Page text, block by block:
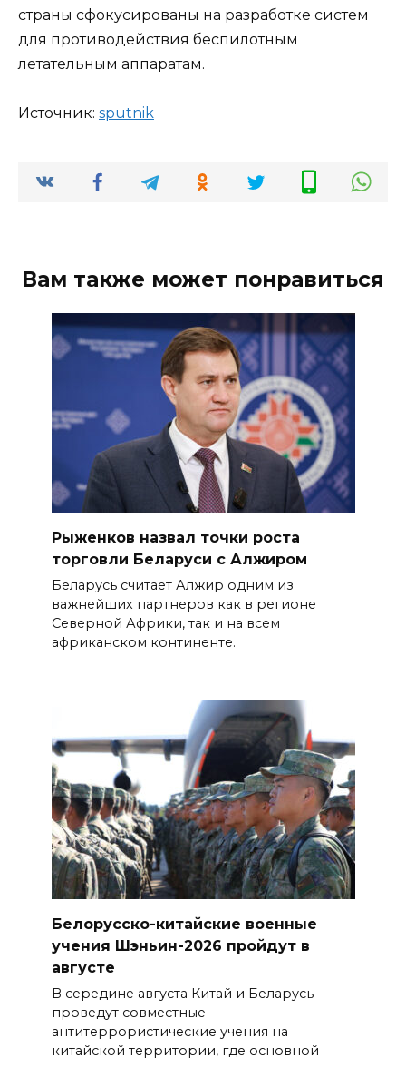
страны сфокусированы на разработке систем
для противодействия беспилотным
летательным аппаратам.
Источник: sput­nik
Вам также может понравиться
Рыженков назвал точки роста
торговли Беларуси с Алжиром
Беларусь считает Алжир одним из
важнейших партнеров как в регионе
Северной Африки, так и на всем
африканском континенте.
Белорусско-китайские военные
учения Шэньин-2026 пройдут в
августе
В середине августа Китай и Беларусь
проведут совместные
антитеррористические учения на
китайской территории, где основной